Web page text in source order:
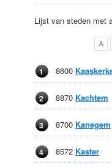
Lijst van steden met
A
1 8600
2 8870 Kachtem
3 8700 Kanegem
4 8572 Kaster